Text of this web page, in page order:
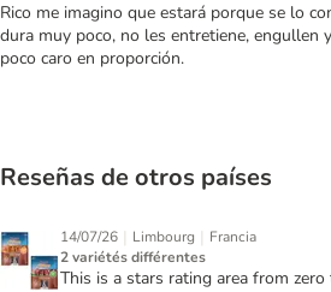
Rico me imagino que estará porque se lo
dura muy poco, no les entretiene, engullen
poco caro en proporción.
Reseñas de otros países
14/07/26 | Limbourg | Francia
2 variétés différentes
This is a stars rating area from